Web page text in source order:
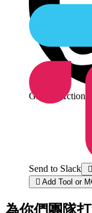
GitHub Actions
Send to Slack

 Add Tool or
為你們團隊